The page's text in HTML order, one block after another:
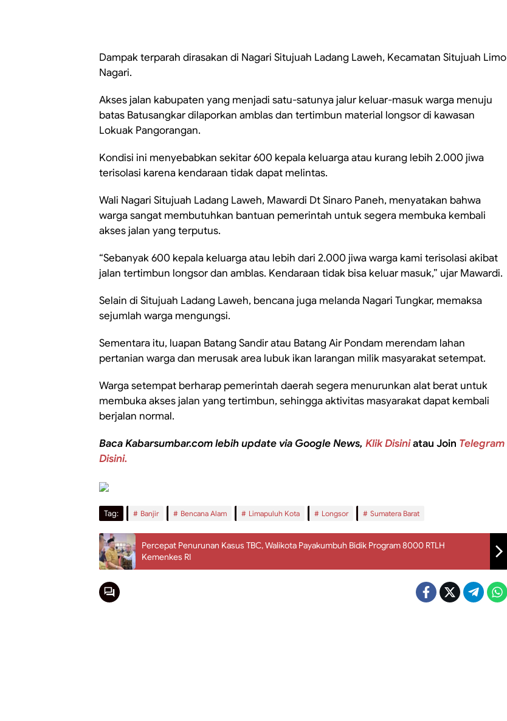
Dampak terparah dirasakan di Nagari Situjuah Ladang Laweh, Kecamatan Situjuah Limo
Nagari.
Akses jalan kabupaten yang menjadi satu-satunya jalur keluar-masuk warga menuju
batas Batusangkar dilaporkan amblas dan tertimbun material longsor di kawasan
Lokuak Pangorangan.
Kondisi ini menyebabkan sekitar 600 kepala keluarga atau kurang lebih 2.000 jiwa
terisolasi karena kendaraan tidak dapat melintas.
Wali Nagari Situjuah Ladang Laweh, Mawardi Dt Sinaro Paneh, menyatakan bahwa
warga sangat membutuhkan bantuan pemerintah untuk segera membuka kembali
akses jalan yang terputus.
“Sebanyak 600 kepala keluarga atau lebih dari 2.000 jiwa warga kami terisolasi akibat
jalan tertimbun longsor dan amblas. Kendaraan tidak bisa keluar masuk,” ujar Mawardi.
Selain di Situjuah Ladang Laweh, bencana juga melanda Nagari Tungkar, memaksa
sejumlah warga mengungsi.
Sementara itu, luapan Batang Sandir atau Batang Air Pondam merendam lahan
pertanian warga dan merusak area lubuk ikan larangan milik masyarakat setempat.
Warga setempat berharap pemerintah daerah segera menurunkan alat berat untuk
membuka akses jalan yang tertimbun, sehingga aktivitas masyarakat dapat kembali
berjalan normal.
Baca Kabarsumbar.com lebih update via Google News, Klik Disiniatau Join Telegram
Disini.
Tag: Banjir Bencana Alam Limapuluh Kota Longsor Sumatera Barat
Percepat Penurunan Kasus TBC, Walikota Payakumbuh Bidik Program 8000 RTLH
Kemenkes RI